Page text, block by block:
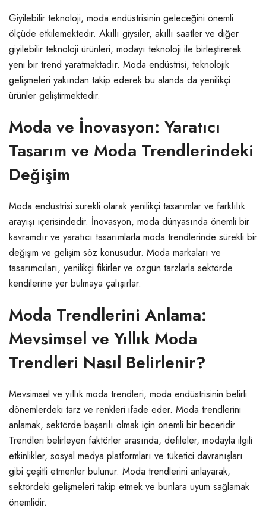
Giyilebilir teknoloji, moda endüstrisinin geleceğini önemli
ölçüde etkilemektedir. Akıllı giysiler, akıllı saatler ve diğer
giyilebilir teknoloji ürünleri, modayı teknoloji ile birleştirerek
yeni bir trend yaratmaktadır. Moda endüstrisi, teknolojik
gelişmeleri yakından takip ederek bu alanda da yenilikçi
ürünler geliştirmektedir.
Moda ve İnovasyon: Yaratıcı
Tasarım ve Moda Trendlerindeki
Değişim
Moda endüstrisi sürekli olarak yenilikçi tasarımlar ve farklılık
arayışı içerisindedir. İnovasyon, moda dünyasında önemli bir
kavramdır ve yaratıcı tasarımlarla moda trendlerinde sürekli bir
değişim ve gelişim söz konusudur. Moda markaları ve
tasarımcıları, yenilikçi fikirler ve özgün tarzlarla sektörde
kendilerine yer bulmaya çalışırlar.
Moda Trendlerini Anlama:
Mevsimsel ve Yıllık Moda
Trendleri Nasıl Belirlenir?
Mevsimsel ve yıllık moda trendleri, moda endüstrisinin belirli
dönemlerdeki tarz ve renkleri ifade eder. Moda trendlerini
anlamak, sektörde başarılı olmak için önemli bir beceridir.
Trendleri belirleyen faktörler arasında, defileler, modayla ilgili
etkinlikler, sosyal medya platformları ve tüketici davranışları
gibi çeşitli etmenler bulunur. Moda trendlerini anlayarak,
sektördeki gelişmeleri takip etmek ve bunlara uyum sağlamak
önemlidir.